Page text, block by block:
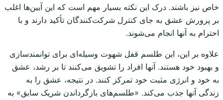
خاص نیز باشند. درک این نکته بسیار مهم است که این آیین‌ها اغلب
بر پرورش عشق به جای کنترل شرکت‌کنندگان تأکید دارند و با
احترام به آنها انجام می‌شوند.
علاوه بر این، این طلسم قفل شهوت وسیله‌ای برای توانمندسازی
و بهبود خود هستند. آنها افراد را تشویق می‌کنند تا بر رشد، عشق
به خود و انرژی مثبت خود تمرکز کنند. در نتیجه، عشق را به
زندگی آنها جذب می‌کند. «طلسم‌های بازگرداندن شریک سابق» به